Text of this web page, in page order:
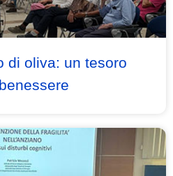
di oliva: un tesoro